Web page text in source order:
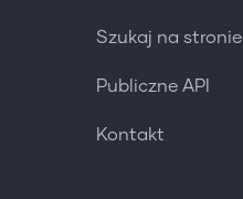
Szukaj na stronie
Publiczne API
Kontakt